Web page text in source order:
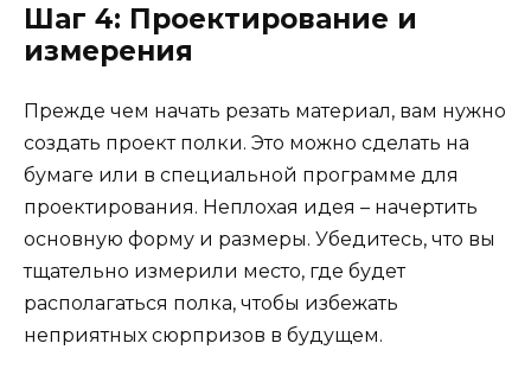
Шаг 4: Проектирование и
измерения
Прежде чем начать резать материал, вам нужно
создать проект полки. Это можно сделать на
бумаге или в специальной программе для
проектирования. Неплохая идея – начертить
основную форму и размеры. Убедитесь, что вы
тщательно измерили место, где будет
располагаться полка, чтобы избежать
неприятных сюрпризов в будущем.